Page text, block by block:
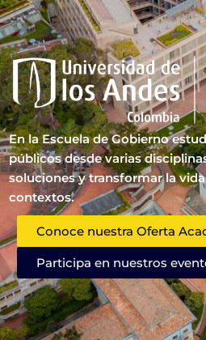
En la Escuela de Gobierno
públicos desde varias
soluciones y transformar la
contextos.
Conoce nuestra Oferta
Participa en nuestros